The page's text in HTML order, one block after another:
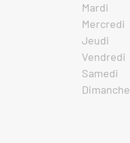
Mardi
Mercredi
Jeudi
Vendredi
Samedi
Dimanche